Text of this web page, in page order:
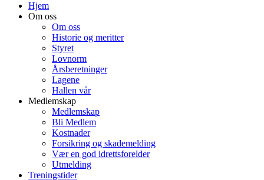
Hjem
Om oss
Om oss
Historie og meritter
Styret
Lovnorm
Årsberetninger
Lagene
Hallen vår
Medlemskap
Medlemskap
Bli Medlem
Kostnader
Forsikring og skademelding
Vær en god idrettsforelder
Utmelding
Treningstider